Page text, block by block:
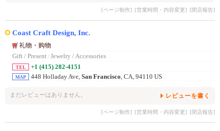
[ページ制作] [営業時間・内容変更] [閉店報告]
Coast Craft Design, Inc.
礼物・购物
Gift / Present/ Jewelry / Accessories
TEL +1 (415) 282-4151
MAP 448 Holladay Ave, San Francisco, CA, 94110 US
まだレビューはありません。 レビューを書く
[ページ制作] [営業時間・内容変更] [閉店報告]